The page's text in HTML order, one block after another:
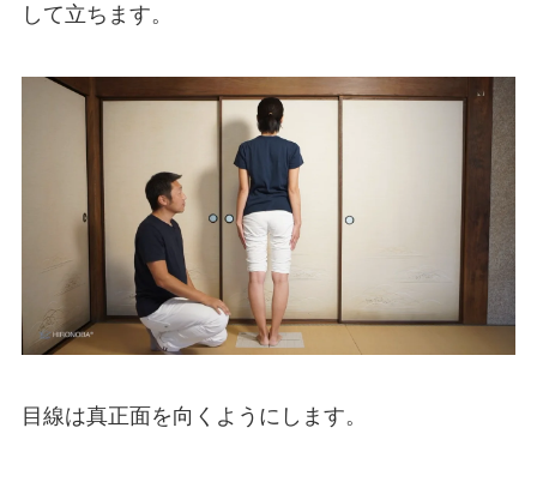
して立ちます。
目線は真正面を向くようにします。